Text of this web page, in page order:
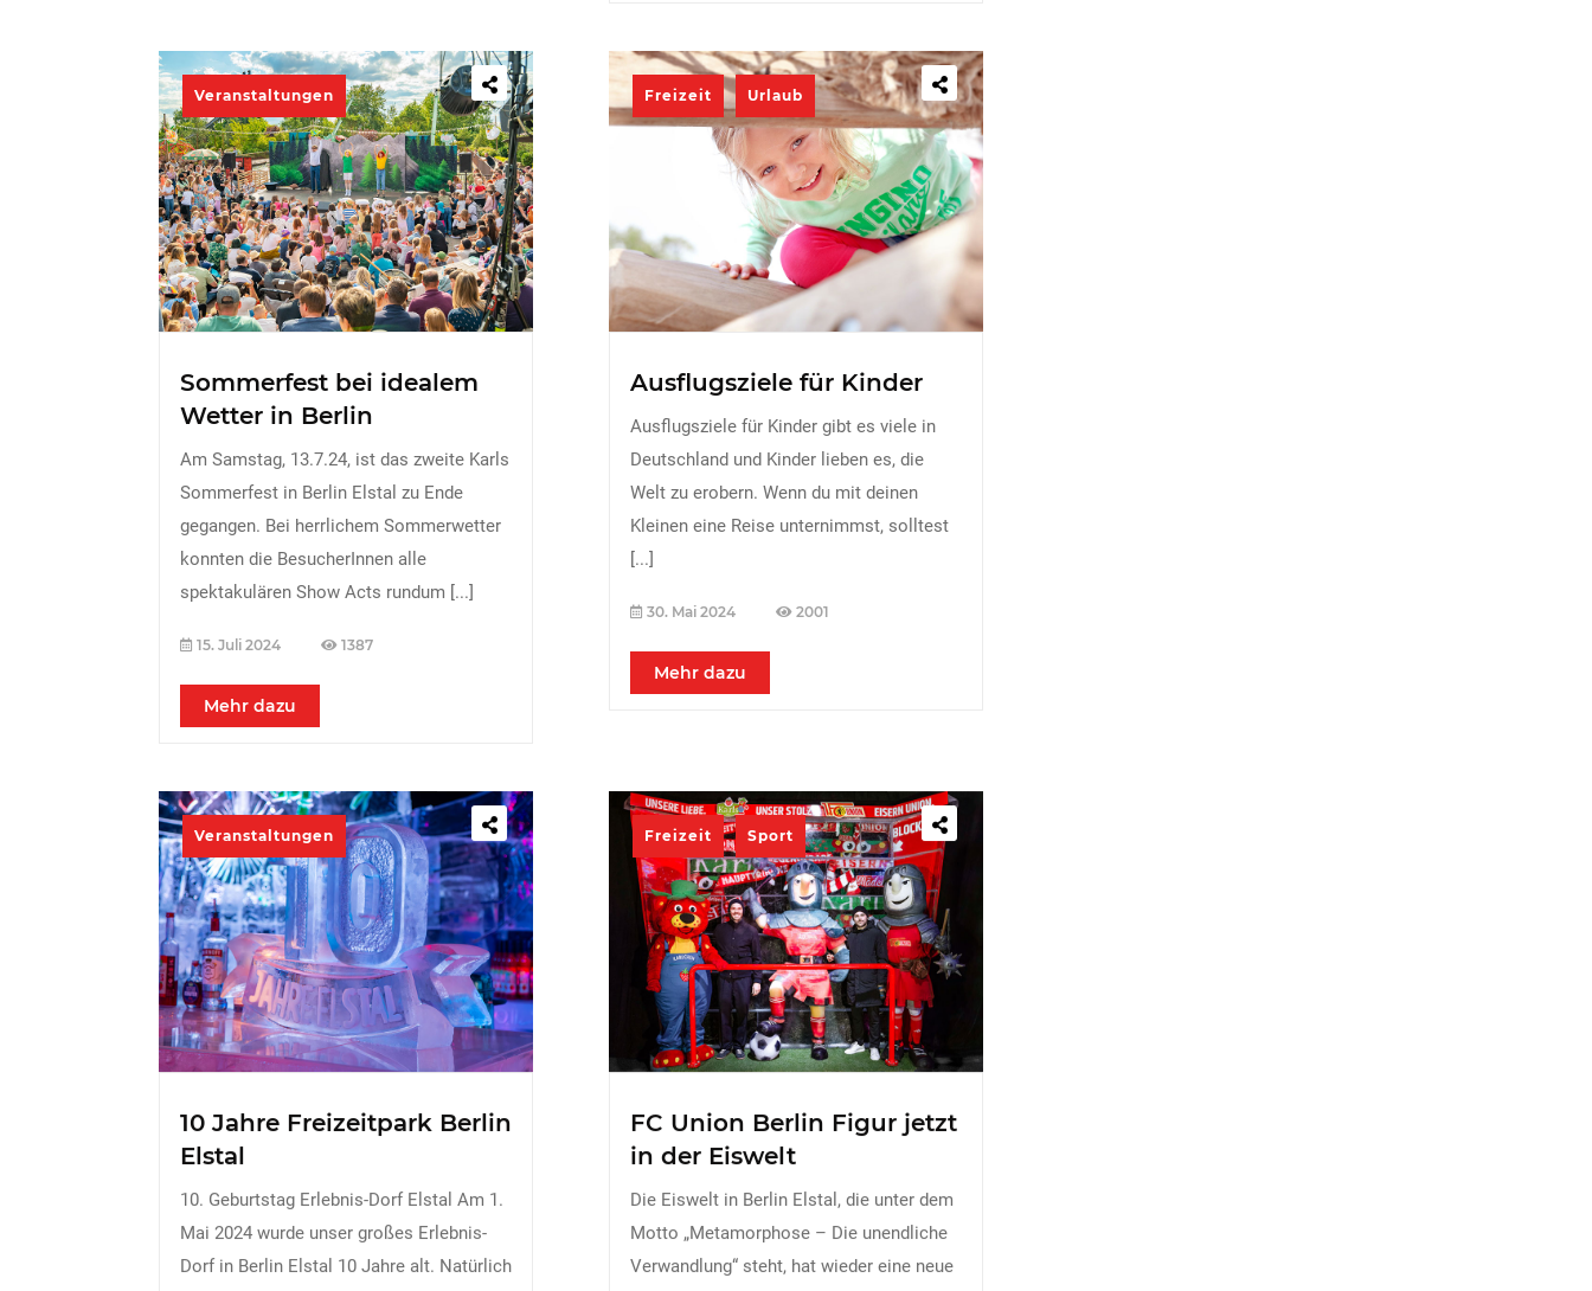
Veranstaltungen
Sommerfest bei idealem
Wetter in Berlin
Am Samstag, 13.7.24, ist das zweite Karls
Sommerfest in Berlin Elstal zu Ende
gegangen. Bei herrlichem Sommerwetter
konnten die BesucherInnen alle
spektakulären Show Acts rundum [...]
15. Juli 2024 1387
Mehr dazu
Freizeit Urlaub
Ausflugsziele für Kinder
Ausflugsziele für Kinder gibt es viele in
Deutschland und Kinder lieben es, die
Welt zu erobern. Wenn du mit deinen
Kleinen eine Reise unternimmst, solltest
[...]
30. Mai 2024 2001
Mehr dazu
Veranstaltungen
10 Jahre Freizeitpark Berlin
Elstal
10. Geburtstag Erlebnis-Dorf Elstal Am 1.
Mai 2024 wurde unser großes Erlebnis-
Dorf in Berlin Elstal 10 Jahre alt. Natürlich
Freizeit Sport
FC Union Berlin Figur jetzt
in der Eiswelt
Die Eiswelt in Berlin Elstal, die unter dem
Motto „Metamorphose – Die unendliche
Verwandlung“ steht, hat wieder eine neue